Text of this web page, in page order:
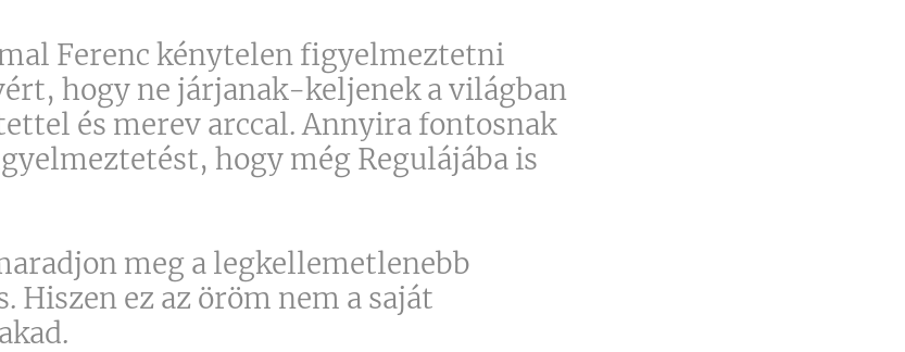
Ferenc kénytelen figyelmeztetni
hogy ne járjanak-keljenek a világban
és merev arccal. Annyira fontosnak
hogy még Regulájába is
meg a legkellemetlenebb
Hiszen ez az öröm nem a saját